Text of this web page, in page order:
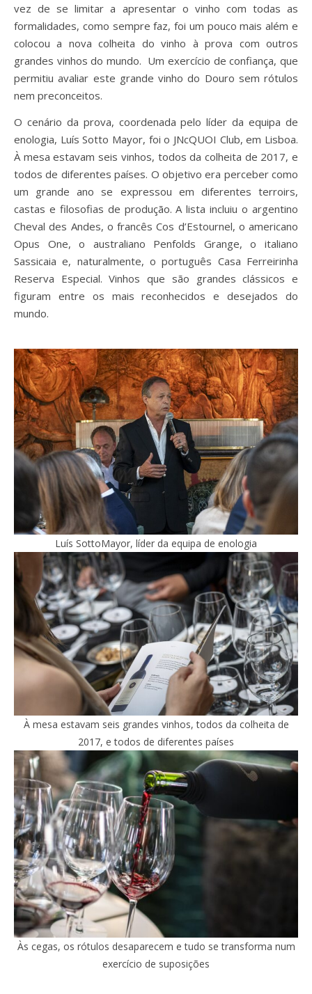
vez de se limitar a apresentar o vinho com todas as
formalidades, como sempre faz, foi um pouco mais além e
colocou a nova colheita do vinho à prova com outros
grandes vinhos do mundo. Um exercício de confiança, que
permitiu avaliar este grande vinho do Douro sem rótulos
nem preconceitos.
O cenário da prova, coordenada pelo líder da equipa de
enologia, Luís Sotto Mayor, foi o JNcQUOI Club, em Lisboa.
À mesa estavam seis vinhos, todos da colheita de 2017, e
todos de diferentes países. O objetivo era perceber como
um grande ano se expressou em diferentes terroirs,
castas e filosofias de produção. A lista incluiu o argentino
Cheval des Andes, o francês Cos d’Estournel, o americano
Opus One, o australiano Penfolds Grange, o italiano
Sassicaia e, naturalmente, o português Casa Ferreirinha
Reserva Especial. Vinhos que são grandes clássicos e
figuram entre os mais reconhecidos e desejados do
mundo.
Luís SottoMayor, líder da equipa de enologia
À mesa estavam seis grandes vinhos, todos da colheita de
2017, e todos de diferentes países
Às cegas, os rótulos desaparecem e tudo se transforma num
exercício de suposições